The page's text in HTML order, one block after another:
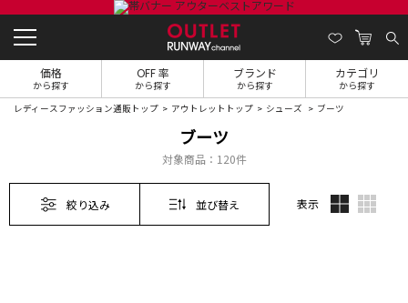
価格
から探す
OFF 率
から探す
ブランド
から探す
カテゴリ
から探す
レディースファッション通販トップ アウトレットトップ シューズ ブーツ
ブーツ
対象商品： 120件
絞り込み 並び替え 表示